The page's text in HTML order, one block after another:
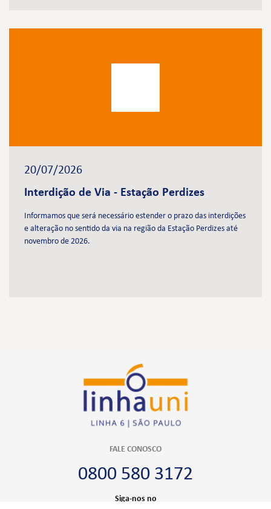
20/07/2026
Interdição de Via - Estação Perdizes
Informamos que será necessário estender o prazo das interdições
e alteração no sentido da via na região da Estação Perdizes até
novembro de 2026.
FALE CONOSCO
0800 580 3172
Siga-nos no